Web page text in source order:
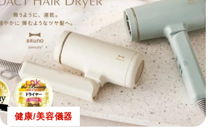
健康/美容儀器